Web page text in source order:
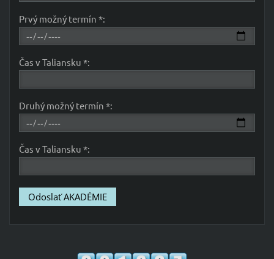
Prvý možný termín *:
Čas v Taliansku *:
Druhý možný termín *:
Čas v Taliansku *: